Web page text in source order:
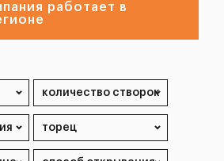
работает в